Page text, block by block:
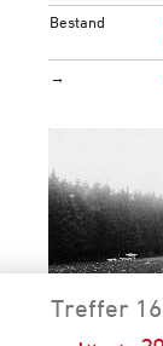
Bestand
→
Treffer